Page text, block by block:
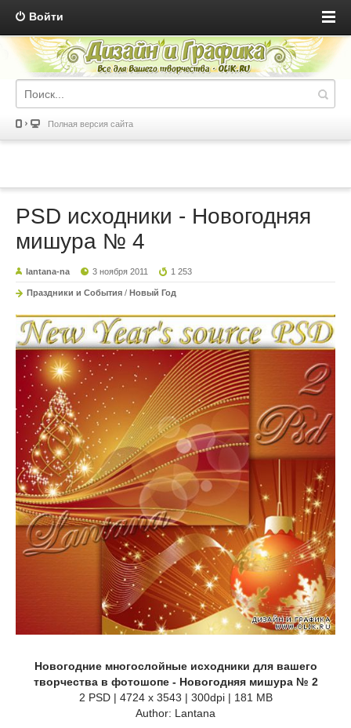
Войти
Полная версия сайта
PSD исходники - Новогодняя
мишура № 4
lantana-na 3 ноября 2011 1 253
Праздники и События / Новый Год
Новогодние многослойные исходники для вашего
творчества в фотошопе - Новогодняя мишура № 2
2 PSD | 4724 x 3543 | 300dpi | 181 MB
Author: Lantana